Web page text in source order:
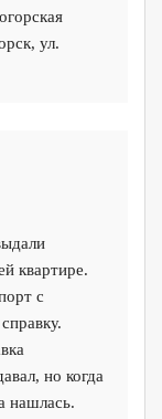
ул.
квартире.
с
но когда
нашлась.